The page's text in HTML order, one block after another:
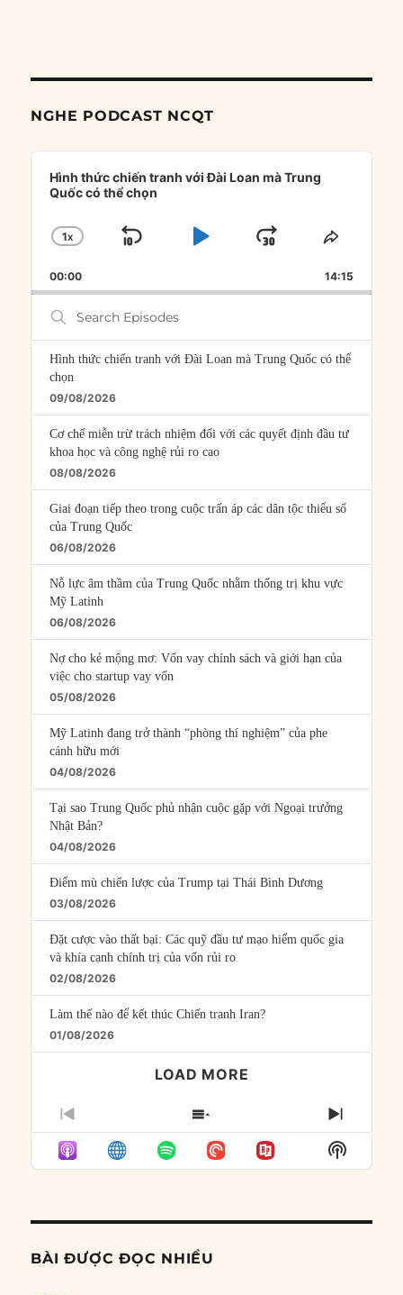
NGHE PODCAST NCQT
Audio
Player
Hình thức chiến tranh với Đài Loan mà Trung
Quốc có thể chọn
CHANGE
RATE
1X
SKIP
PLAYJUMP
FORWARD
SHARE
00:00 14:15
Search
Episodes
Hình thức chiến tranh với Đài Loan mà Trung Quốc có thể
chọn
09/08/2026
Cơ chế miễn trừ trách nhiệm đối với các quyết định đầu tư
khoa học và công nghệ rủi ro cao
08/08/2026
Giai đoạn tiếp theo trong cuộc trấn áp các dân tộc thiểu số
của Trung Quốc
06/08/2026
Nỗ lực âm thầm của Trung Quốc nhằm thống trị khu vực
Mỹ Latinh
06/08/2026
Nợ cho kẻ mộng mơ: Vốn vay chính sách và giới hạn của
việc cho startup vay vốn
05/08/2026
Mỹ Latinh đang trở thành “phòng thí nghiệm” của phe
cánh hữu mới
04/08/2026
Tại sao Trung Quốc phủ nhận cuộc gặp với Ngoại trưởng
Nhật Bản?
04/08/2026
Điểm mù chiến lược của Trump tại Thái Bình Dương
03/08/2026
Đặt cược vào thất bại: Các quỹ đầu tư mạo hiểm quốc gia
và khía cạnh chính trị của vốn rủi ro
02/08/2026
Làm thế nào để kết thúc Chiến tranh Iran?
01/08/2026
LOAD MORE
PREVIOUS
EPISODE
SHOW
EPISODES
LIST
NEXT
Show
Podcast
BÀI ĐƯỢC ĐỌC NHIỀU